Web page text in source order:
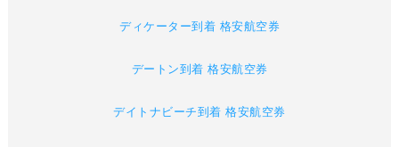
ディケーター到着 格安航空券
デートン到着 格安航空券
デイトナビーチ到着 格安航空券